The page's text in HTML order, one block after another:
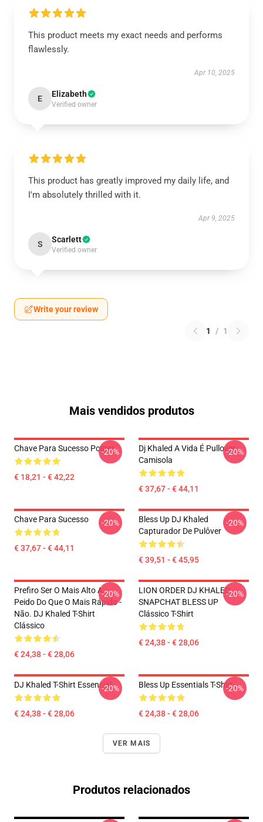
This product meets my exact needs and performs
flawlessly.
Apr 10, 2025
E Elizabeth
Verified owner
This product has greatly improved my daily life, and
I'm absolutely thrilled with it.
Apr 9, 2025
S Scarlett
Verified owner
Write your review
1 / 1
Mais vendidos produtos
Chave Para Sucesso Poster
€ 18,21 - € 42,22
-20%
Dj Khaled A Vida É Pullover
Camisola
€ 37,67 - € 44,11
-20%
Chave Para Sucesso
€ 37,67 - € 44,11
-20%
Bless Up DJ Khaled
Capturador De Pulôver
€ 39,51 - € 45,95
-20%
Prefiro Ser O Mais Alto A
Peido Do Que O Mais Rápido -
Não. DJ Khaled T-Shirt
Clássico
€ 24,38 - € 28,06
-20%
LION ORDER DJ KHALED
SNAPCHAT BLESS UP
Clássico T-Shirt
€ 24,38 - € 28,06
-20%
DJ Khaled T-Shirt Essencial
€ 24,38 - € 28,06
-20% Bless Up Essentials T-Shirt
€ 24,38 - € 28,06
-20%
VER MAIS
Produtos relacionados